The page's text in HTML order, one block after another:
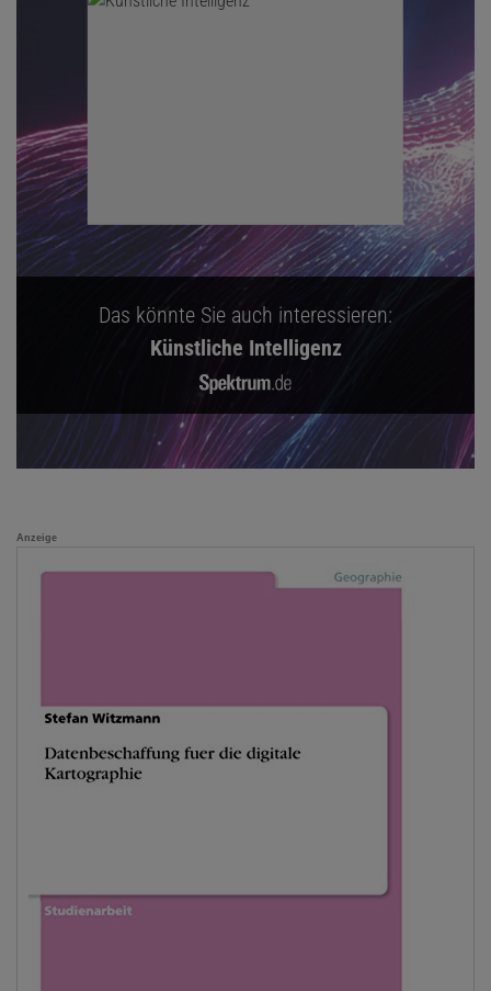
Das könnte Sie auch interessieren:
Künstliche Intelligenz
Anzeige